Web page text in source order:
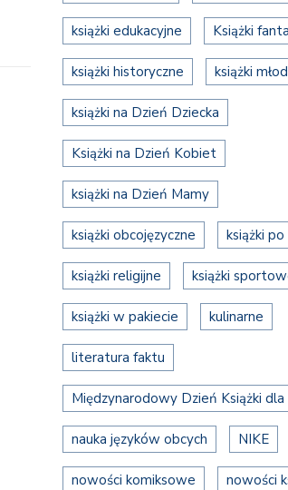
książki edukacyjne Książki
książki historyczne książki
książki na Dzień Dziecka
Książki na Dzień Kobiet
książki na Dzień Mamy
książki obcojęzyczne książki
książki religijne książki
książki w pakiecie kulinarne
literatura faktu
Międzynarodowy Dzień Książki dla
nauka języków obcych NIKE
nowości komiksowe nowości